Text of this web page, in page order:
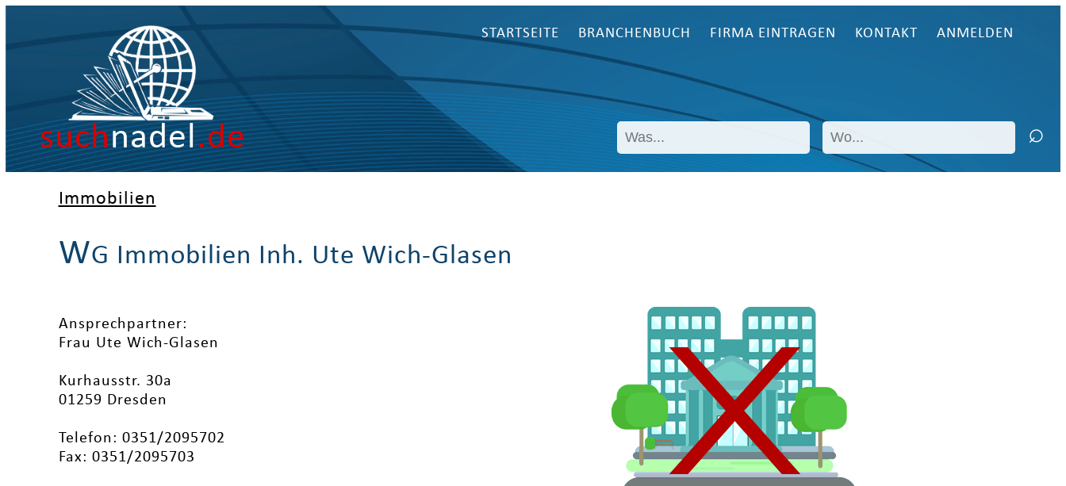
suchnadel.de
STARTSEITE BRANCHENBUCH FIRMA EINTRAGEN KONTAKT ANMELDEN
Immobilien
WG Immobilien Inh. Ute Wich-Glasen
Ansprechpartner:
Frau Ute Wich-Glasen
Kurhausstr. 30a
01259 Dresden
Telefon: 0351/2095702
Fax: 0351/2095703